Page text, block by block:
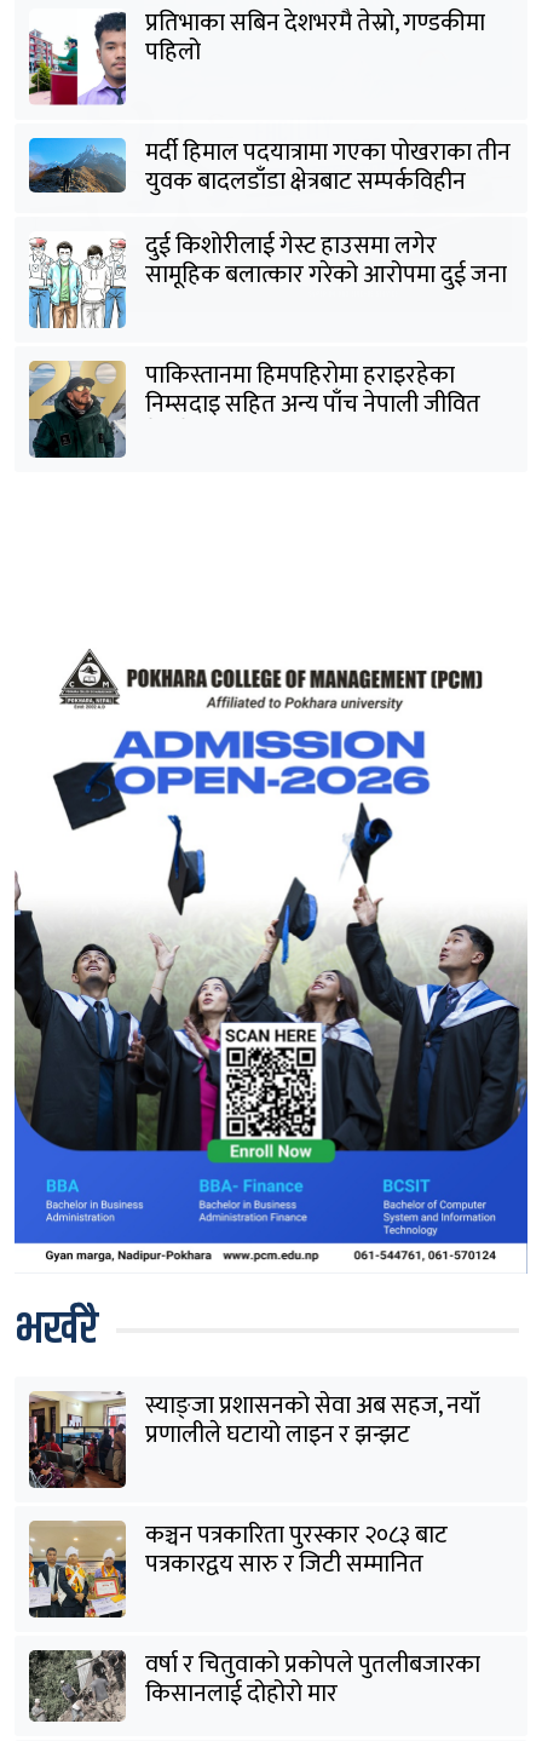
प्रतिभाका सबिन देशभरमै तेस्रो, गण्डकीमा
पहिलो
मर्दी हिमाल पदयात्रामा गएका पोखराका तीन
युवक बादलडाँडा क्षेत्रबाट सम्पर्कविहीन
दुई किशोरीलाई गेस्ट हाउसमा लगेर
सामूहिक बलात्कार गरेको आरोपमा दुई जना
पक्राउ
पाकिस्तानमा हिमपहिरोमा हराइरहेका
निम्सदाइ सहित अन्य पाँच नेपाली जीवित
भेटिने आशा कमजोर, युक्तको शव निकालियो
भर्खरै
स्याङ्जा प्रशासनको सेवा अब सहज, नयाँ
प्रणालीले घटायो लाइन र झन्झट
कञ्चन पत्रकारिता पुरस्कार २०८३ बाट
पत्रकारद्वय सारु र जिटी सम्मानित
वर्षा र चितुवाको प्रकोपले पुतलीबजारका
किसानलाई दोहोरो मार